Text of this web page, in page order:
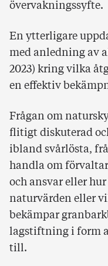
övervakningssyfte.
En ytterligare
med anledning av
2023) kring vilka
en effektiv
Frågan om
flitigt diskuterad
ibland svårlösta,
handla om
och ansvar eller
naturvärden eller
bekämpar
lagstiftning i form
till.